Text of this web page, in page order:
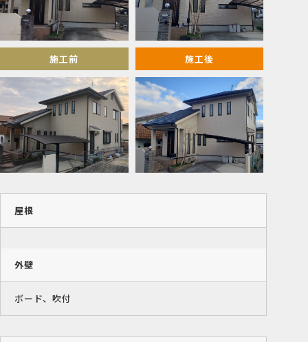
施工前 施工後
屋根
外壁
ボード、吹付